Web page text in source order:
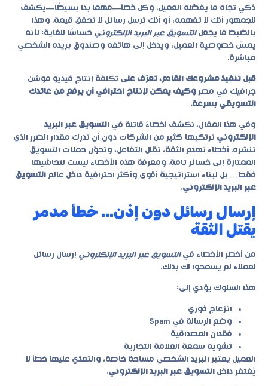
ذكي تجاه ما يفضّله العميل. وكل خطأ—مهما بدا بسيطًا—يكشف
للجمهور أنك لا تفهمه، أو أنك ترسل رسائل لا تحقق قيمة. وهذا
بالضبط ما يجعلالتسويق عبر البريد الإلكتروني حساسًا للغاية: لأنه
يمسّ خصوصية العميل، ويدخل إلى هاتفه وصندوق بريده الشخصي
مباشرة.
قبل تنفيذ مشروعك القادم، تعرّف على تكلفة إنتاج فيديو موشن
جرافيك في مصر وكيف يمكن لإنتاج احترافي أن يرفع من عائدك
التسويقي بسرعة.
وفي هذا المقال، نكشف أخطاءً قاتلة في التسويق عبر البريد
الإلكتروني ترتكبها كثير من الشركات دون أن تدرك مقدار الضرر الذي
تنشره. أخطاء تهدم الثقة، تقلل التفاعل، وتحوّل حملات التسويق
الممتازة إلى خسائر تامة. ومعرفة هذه الأخطاء ليست لتحاشيها
فقط… بل لبناء استراتيجية أقوى وأكثر احترافية داخل عالم التسويق
عبر البريد الإلكتروني.
إرسال رسائل دون إذن… خطأ مدمر
يقتل الثقة
من أخطر الأخطاء فيالتسويق عبر البريد الإلكتروني إرسال رسائل
لعملاء لم يسمحوا لك بذلك.
هذا السلوك يؤدي إلى:
انزعاج فوري
وضع الرسالة في Spam
فقدان المصداقية
تشويه سمعة العلامة التجارية
العميل يعتبر البريد الشخصي مساحة خاصة، والتعدّي عليها خطأ لا
يُغتفر داخل التسويق عبر البريد الإلكتروني.